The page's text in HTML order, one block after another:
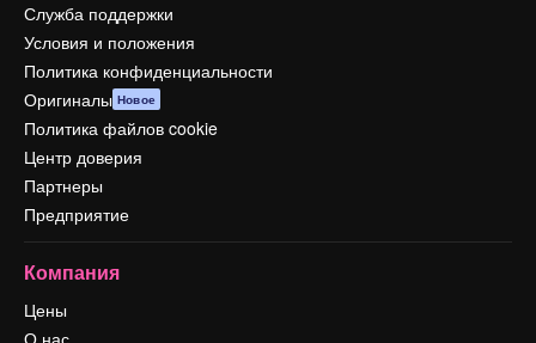
Служба поддержки
Условия и положения
Политика конфиденциальности
Оригиналы Новое
Политика файлов cookie
Центр доверия
Партнеры
Предприятие
Компания
Цены
О нас